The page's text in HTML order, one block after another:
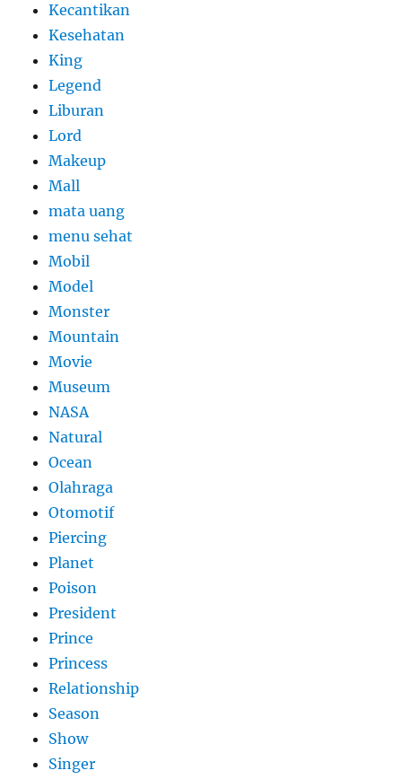
Kecantikan
Kesehatan
King
Legend
Liburan
Lord
Makeup
Mall
mata uang
menu sehat
Mobil
Model
Monster
Mountain
Movie
Museum
NASA
Natural
Ocean
Olahraga
Otomotif
Piercing
Planet
Poison
President
Prince
Princess
Relationship
Season
Show
Singer